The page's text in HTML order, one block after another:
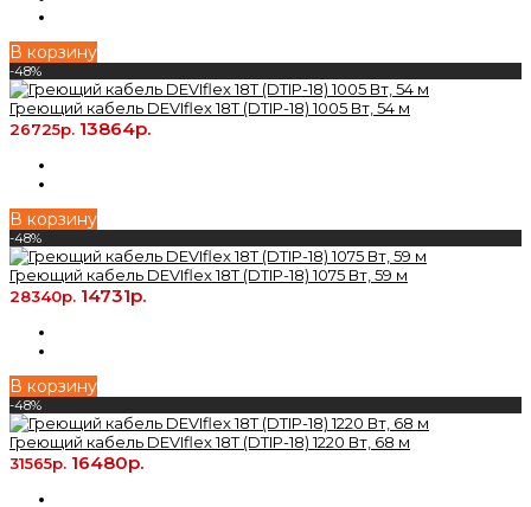
В корзину
-48%
Греющий кабель DEVIflex 18T (DTIP-18) 1005 Вт, 54 м
26725р. 13864р.
В корзину
-48%
Греющий кабель DEVIflex 18T (DTIP-18) 1075 Вт, 59 м
28340р. 14731р.
В корзину
-48%
Греющий кабель DEVIflex 18T (DTIP-18) 1220 Вт, 68 м
31565р. 16480р.